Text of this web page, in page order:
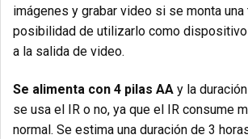
imágenes y grabar video si se monta una
posibilidad de utilizarlo como
a la salida de video.
Se alimenta con 4 pilas AA y la
se usa el IR o no, ya que el IR consume
normal. Se estima una duración de 3